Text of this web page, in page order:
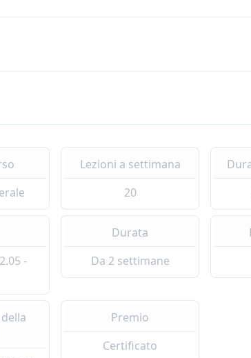
Lezioni a settimana
20
-
Durata
Da 2 settimane
Premio
Certificato